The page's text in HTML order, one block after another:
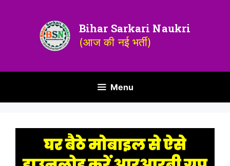
Bihar Sarkari Naukri
(आज की नई भर्ती)
Menu